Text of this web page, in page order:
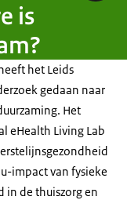
is
het Leids
gedaan naar
Het
eHealth Living Lab
impact van fysieke
in de thuiszorg en